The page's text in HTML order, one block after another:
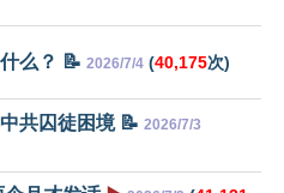
么？ 📝 2026/7/4 (40,175次)
共囚徒困境 📝 2026/7/3